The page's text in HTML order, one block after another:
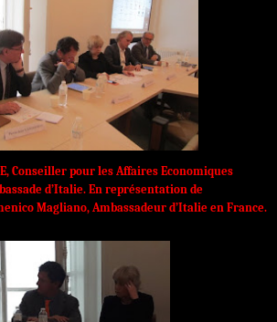
Conseiller pour les Affaires Economiques
d’Italie. En représentation de
Magliano, Ambassadeur d’Italie en France.